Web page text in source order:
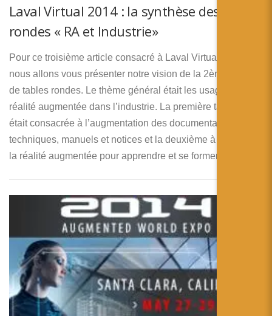
Laval Virtual 2014 : la synthèse des tables
rondes « RA et Industrie»
Pour ce troisième article consacré à Laval Virtual 2014,
nous allons vous présenter notre vision de la 2ème série
de tables rondes. Le thème général était les usages de la
réalité augmentée dans l’industrie. La première table ronde
était consacrée à l’augmentation des documentations
techniques, manuels et notices et la deuxième à l’usage de
la réalité augmentée pour apprendre et se former.